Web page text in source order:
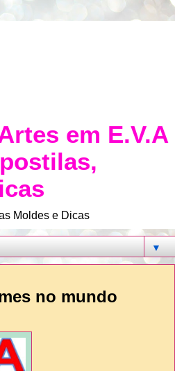
em E.V.A
Moldes e Dicas
▼
no mundo